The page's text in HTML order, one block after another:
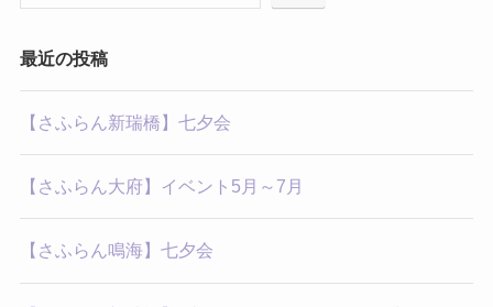
最近の投稿
【さふらん新瑞橋】七夕会
【さふらん大府】イベント5月～7月
【さふらん鳴海】七夕会